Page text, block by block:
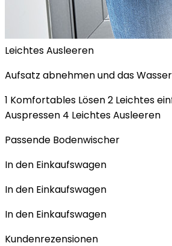
Leichtes Ausleeren
Aufsatz abnehmen und das
1 Komfortables Lösen 2 Leichtes
Auspressen 4 Leichtes Ausleeren
Passende Bodenwischer
In den Einkaufswagen
In den Einkaufswagen
In den Einkaufswagen
Kundenrezensionen